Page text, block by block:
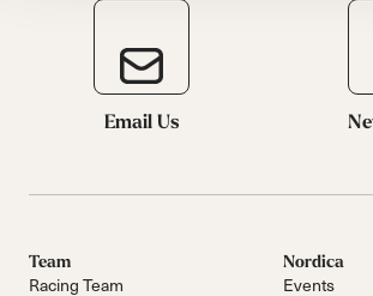
Email Us
Team
Racing Team
Nordica
Events